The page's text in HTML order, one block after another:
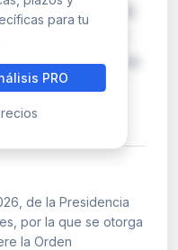
Madrileña de
2005 y enero de
equiparar dicha
deportivas de
para tu
PRO
de la Presidencia
por la que se otorga
la Orden